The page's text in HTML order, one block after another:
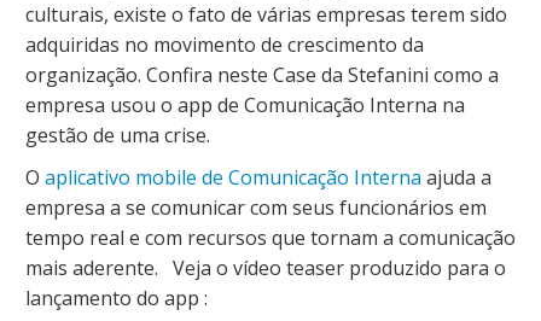
culturais, existe o fato de várias empresas terem sido
adquiridas no movimento de crescimento da
organização. Confira neste Case da Stefanini como a
empresa usou o app de Comunicação Interna na
gestão de uma crise.
O aplicativo mobile de Comunicação Interna ajuda a
empresa a se comunicar com seus funcionários em
tempo real e com recursos que tornam a comunicação
mais aderente. Veja o vídeo teaser produzido para o
lançamento do app :